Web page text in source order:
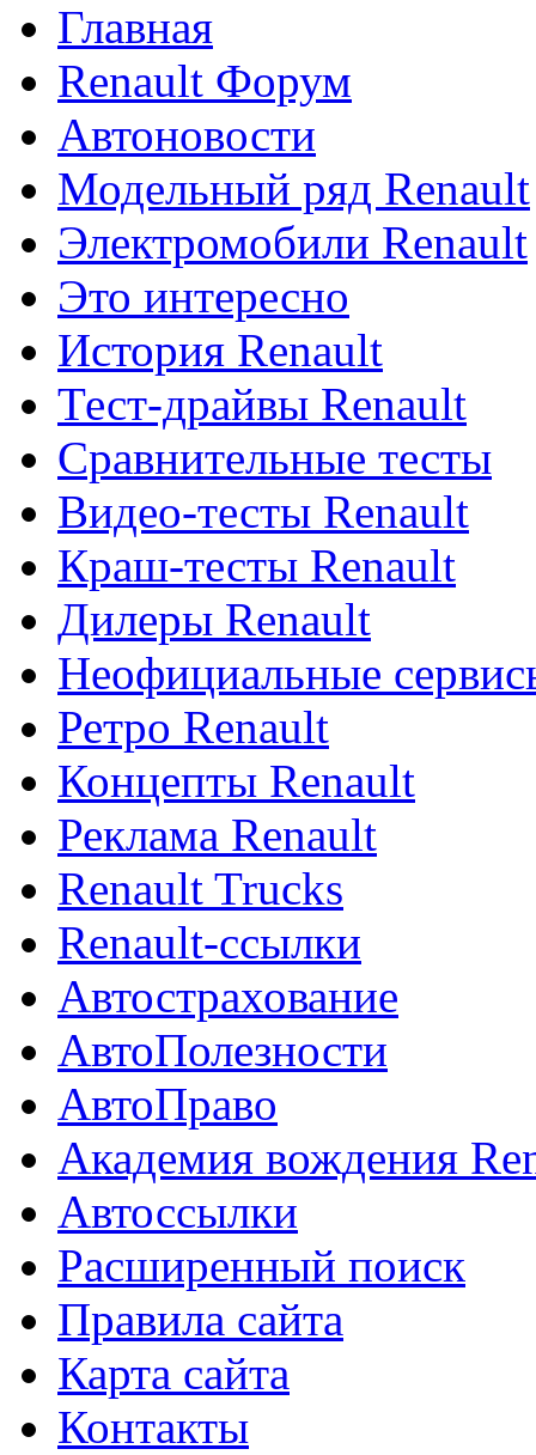
Главная
Renault Форум
Автоновости
Модельный ряд Renault
Электромобили Renault
Это интересно
История Renault
Тест-драйвы Renault
Сравнительные тесты
Видео-тесты Renault
Краш-тесты Renault
Дилеры Renault
Неофициальные
Ретро Renault
Концепты Renault
Реклама Renault
Renault Trucks
Renault-ссылки
Автострахование
АвтоПолезности
АвтоПраво
Академия вождения
Автоссылки
Расширенный поиск
Правила сайта
Карта сайта
Контакты